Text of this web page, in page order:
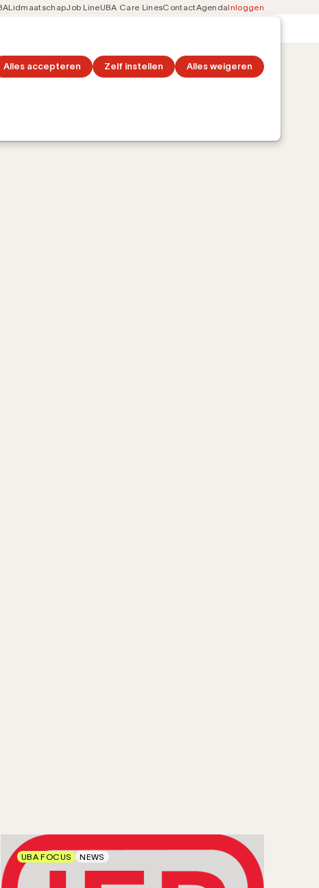
Alles accepteren Zelf instellen Alles weigeren
LidmaatschapJob LineUBA Care LinesContactAgendaInloggen
UBA FOCUS NEWS